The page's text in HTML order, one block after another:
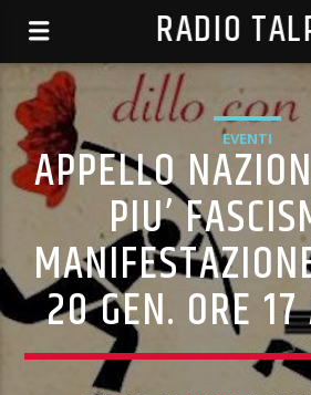
RADIO
EVENTI
APPELLO
PIU’
20 GEN. ORE